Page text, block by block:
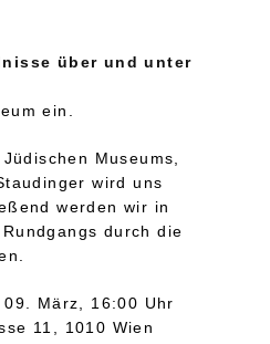
über und unter
ein.
Museums,
wird uns
werden wir in
durch die
März, 16:00 Uhr
11, 1010 Wien